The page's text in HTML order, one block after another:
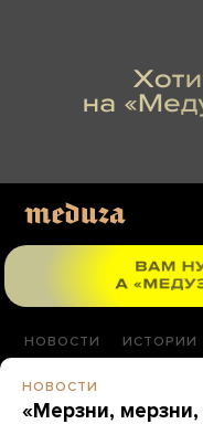
НОВОСТИ ИСТОРИИ
НОВОСТИ
«Мерзни, мерзни,